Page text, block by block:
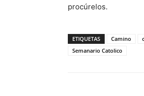
procúrelos.
ETIQUETAS Camino
Semanario Catolico